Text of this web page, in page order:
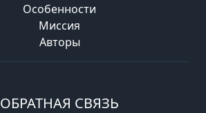
Особенности
Миссия
Авторы
ОБРАТНАЯ СВЯЗЬ